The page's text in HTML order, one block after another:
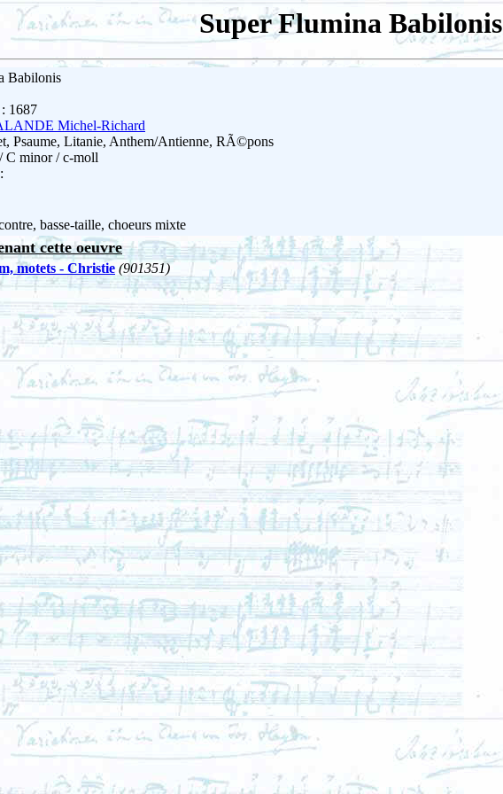
Super Flumina Babilonis
Babilonis
1687
Michel-Richard
Psaume, Litanie, Anthem/Antienne, RÃ©pons
C minor / c-moll
basse-taille, choeurs mixte
cette oeuvre
motets - Christie (901351)